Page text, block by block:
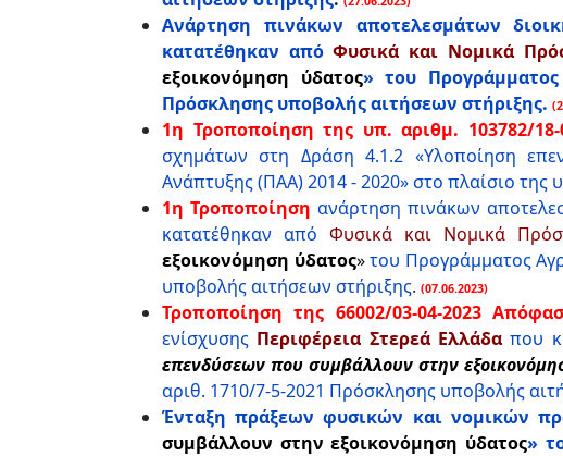
Ανάρτηση πινάκων αποτελεσμάτων
κατατέθηκαν απόΦυσικά και Νομικά
εξοικονόμηση ύδατος» του
Πρόσκλησης υποβολής αιτήσεων στήριξης.
1η Τροποποίηση της υπ. αριθμ. 103782/18-
σχημάτων στη Δράση 4.1.2 «Υλοποίηση
Ανάπτυξης (ΠΑΑ) 2014 - 2020» στο πλαίσιο
1η Τροποποίηση ανάρτηση πινάκων
κατατέθηκαν από Φυσικά και Νομικά
εξοικονόμηση ύδατος»του Προγράμματος
υποβολής αιτήσεων στήριξης. (07.06.2023)
Τροποποίηση της 66002/03-04-2023
ενίσχυσης Περιφέρεια Στερεά Ελλάδαπου
επενδύσεων που συμβάλλουν στην
αριθ. 1710/7-5-2021 Πρόσκλησης υποβολής
Ένταξη πράξεων φυσικών και νομικών
συμβάλλουν στην εξοικονόμηση ύδατος»